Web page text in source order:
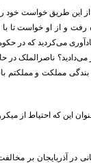
این طریق خواست خود را
رفت و از او خواست تا با
می‌کردید که در
ناصرالملک در
مملکت و مملکتم
خود می‌گوید: «شاه مدتی است به عنوان این که احتیاط
در آذربایجان بر